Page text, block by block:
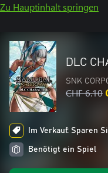
Zu Hauptinhalt springen
DLC
SNK
CHF 6.10
Im Verkauf: Sparen
Benötigt ein Spiel